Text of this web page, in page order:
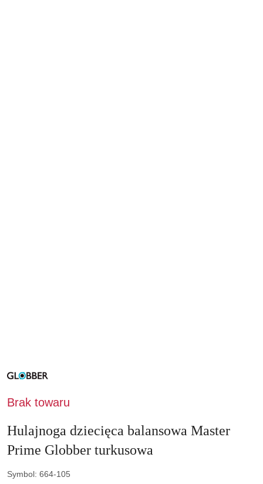
NAZWA
PRODUCENTA:
Brak towaru
Hulajnoga dziecięca balansowa Master
Prime Globber turkusowa
Symbol: 664-105